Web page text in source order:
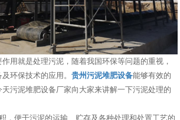
作用就是处理污泥，随着我国环保等问题的重视，
环保技术的应用。贵州污泥堆肥设备能够有效的
污泥堆肥设备厂家向大家来讲解一下污泥处理的
，便于污泥的运输、贮存及各种处理和处置工艺的